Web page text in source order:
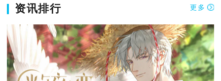
资讯排行 更多